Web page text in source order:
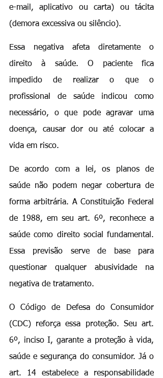
e-mail, aplicativo ou carta) ou tácita
(demora excessiva ou silêncio).
Essa negativa afeta diretamente o
direito à saúde. O paciente fica
impedido de realizar o que o
profissional de saúde indicou como
necessário, o que pode agravar uma
doença, causar dor ou até colocar a
vida em risco.
De acordo com a lei, os planos de
saúde não podem negar cobertura de
forma arbitrária. A Constituição Federal
de 1988, em seu art. 6º, reconhece a
saúde como direito social fundamental.
Essa previsão serve de base para
questionar qualquer abusividade na
negativa de tratamento.
O Código de Defesa do Consumidor
(CDC) reforça essa proteção. Seu art.
6º, inciso I, garante a proteção à vida,
saúde e segurança do consumidor. Já o
art. 14 estabelece a responsabilidade